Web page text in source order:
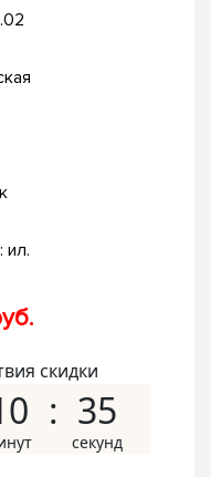
ил.
скидки
34